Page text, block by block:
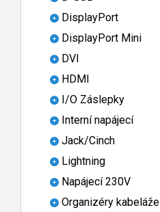
DisplayPort
DisplayPort Mini
DVI
HDMI
I/O Záslepky
Interní napájecí
Jack/Cinch
Lightning
Napájecí 230V
Organizéry kabeláže